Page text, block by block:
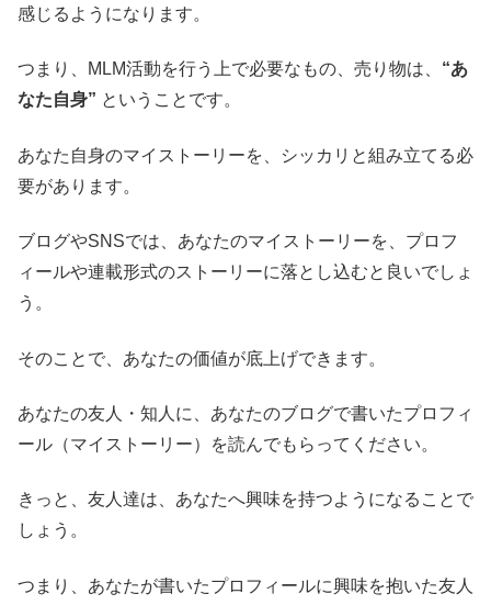
感じるようになります。
つまり、MLM活動を行う上で必要なもの、売り物は、 “あ
なた自身” ということです。
あなた自身のマイストーリーを、シッカリと組み立てる必
要があります。
ブログやSNSでは、あなたのマイストーリーを、プロフ
ィールや連載形式のストーリーに落とし込むと良いでしょ
う。
そのことで、あなたの価値が底上げできます。
あなたの友人・知人に、あなたのブログで書いたプロフィ
ール（マイストーリー）を読んでもらってください。
きっと、友人達は、あなたへ興味を持つようになることで
しょう。
つまり、あなたが書いたプロフィールに興味を抱いた友人